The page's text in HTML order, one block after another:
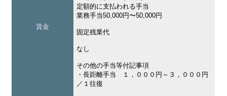
賃金
定額的に支払われる手当
業務手当50,000円〜50,000円
固定残業代
なし
その他の手当等付記事項
・長距離手当 １，０００円～３，０００円
／１往復